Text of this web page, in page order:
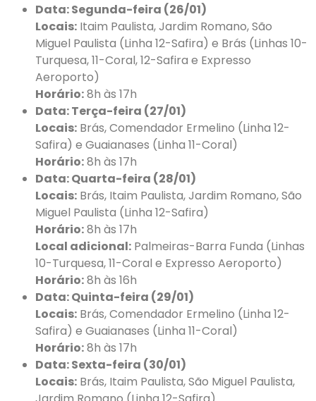
Data: Segunda-feira (26/01)
Locais: Itaim Paulista, Jardim Romano, São
Miguel Paulista (Linha 12-Safira) e Brás (Linhas 10-
Turquesa, 11-Coral, 12-Safira e Expresso
Aeroporto)
Horário:8h às 17h
Data: Terça-feira (27/01)
Locais: Brás, Comendador Ermelino (Linha 12-
Safira) e Guaianases (Linha 11-Coral)
Horário:8h às 17h
Data: Quarta-feira (28/01)
Locais: Brás, Itaim Paulista, Jardim Romano, São
Miguel Paulista (Linha 12-Safira)
Horário:8h às 17h
Local adicional: Palmeiras-Barra Funda (Linhas
10-Turquesa, 11-Coral e Expresso Aeroporto)
Horário:8h às 16h
Data: Quinta-feira (29/01)
Locais: Brás, Comendador Ermelino (Linha 12-
Safira) e Guaianases (Linha 11-Coral)
Horário:8h às 17h
Data: Sexta-feira (30/01)
Locais: Brás, Itaim Paulista, São Miguel Paulista,